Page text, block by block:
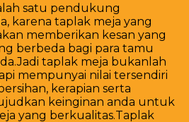
satu pendukung
karena taplak meja yang
memberikan kesan yang
berbeda bagi para tamu
taplak meja bukanlah
mempunyai nilai tersendiri
kerapian serta
keinginan anda untuk
yang berkualitas.Taplak